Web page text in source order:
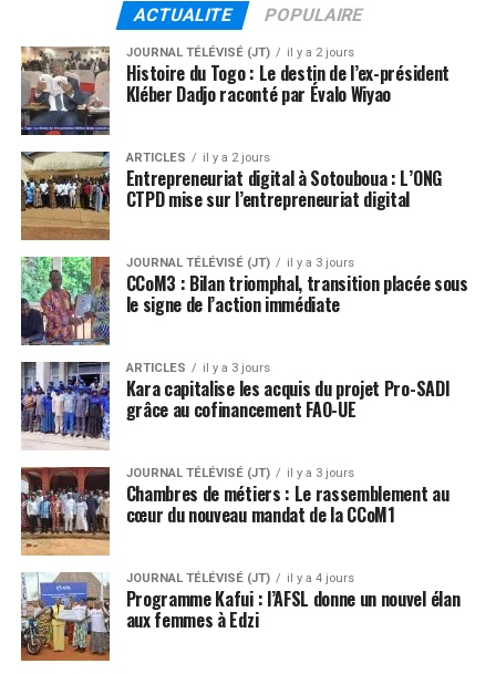
ACTUALITE POPULAIRE
JOURNAL TÉLÉVISÉ (JT) il y a 2 jours
Histoire du Togo : Le destin de l’ex-président
Kléber Dadjo raconté par Évalo Wiyao
ARTICLES il y a 2 jours
Entrepreneuriat digital à Sotouboua : L’ONG
CTPD mise sur l’entrepreneuriat digital
JOURNAL TÉLÉVISÉ (JT) il y a 3 jours
CCoM3 : Bilan triomphal, transition placée sous
le signe de l’action immédiate
ARTICLES il y a 3 jours
Kara capitalise les acquis du projet Pro-SADI
grâce au cofinancement FAO-UE
JOURNAL TÉLÉVISÉ (JT) il y a 3 jours
Chambres de métiers : Le rassemblement au
cœur du nouveau mandat de la CCoM1
JOURNAL TÉLÉVISÉ (JT) il y a 4 jours
Programme Kafui : l’AFSL donne un nouvel élan
aux femmes à Edzi